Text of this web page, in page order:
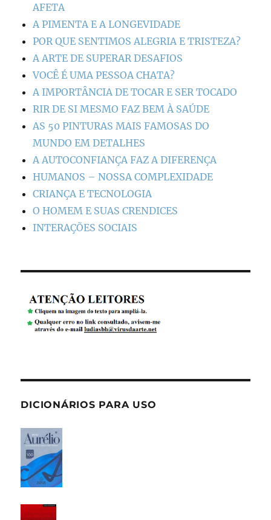
AFETA
A PIMENTA E A LONGEVIDADE
POR QUE SENTIMOS ALEGRIA E TRISTEZA?
A ARTE DE SUPERAR DESAFIOS
VOCÊ É UMA PESSOA CHATA?
A IMPORTÂNCIA DE TOCAR E SER TOCADO
RIR DE SI MESMO FAZ BEM À SAÚDE
AS 50 PINTURAS MAIS FAMOSAS DO
MUNDO EM DETALHES
A AUTOCONFIANÇA FAZ A DIFERENÇA
HUMANOS – NOSSA COMPLEXIDADE
CRIANÇA E TECNOLOGIA
O HOMEM E SUAS CRENDICES
INTERAÇÕES SOCIAIS
DICIONÁRIOS PARA USO